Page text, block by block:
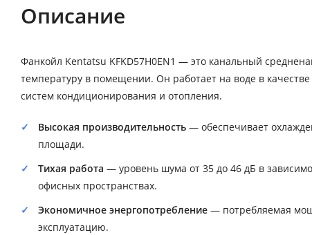
Описание
Фанкойл Kentatsu KFKD57H0EN1 — это канальный
температуру в помещении. Он работает на воде в
систем кондиционирования и отопления.
Высокая производительность — обеспечивает
площади.
Тихая работа — уровень шума от 35 до 46 дБ в
офисных пространствах.
Экономичное энергопотребление — потребляемая
эксплуатацию.